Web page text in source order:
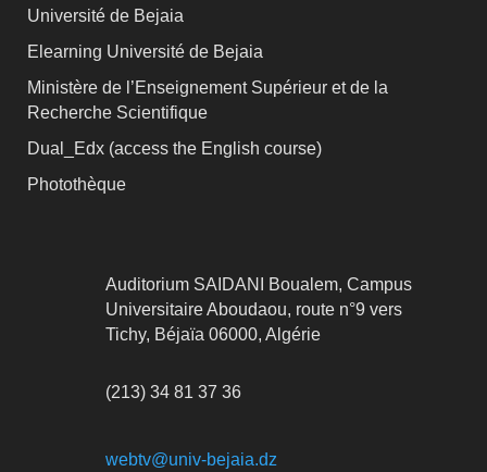
Université de Bejaia
Elearning Université de Bejaia
Ministère de l’Enseignement Supérieur et de la
Recherche Scientifique
Dual_Edx (access the English course)
Photothèque
Auditorium SAIDANI Boualem, Campus
Universitaire Aboudaou, route n°9 vers
Tichy, Béjaïa 06000, Algérie
(213) 34 81 37 36
webtv@univ-bejaia.dz